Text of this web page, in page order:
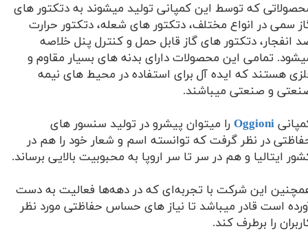
که توسط این کمپانی تولید میشوند به دتکتور های
سمی در انواع مختلف، دتکتور های شعله، دتکتور حرارت
انفجار، دتکتور های گاز قابل حمل و کنترل پنل خلاصه
تمامی این محصولات دارای بدنه های بسیار مقاوم و
هستند که ایده آل برای استفاده در محیط های نیمه
و صنعتی میباشند.
Oggioni را میتوان پیشرو در تولید سنسور های
در نظر گرفت که توانسته اسم و شعار خود را هم در
ایتالیا و هم در سر تا سر اروپا به محبوبیت بالایی برساند.
این شرکت با تجربه‌ای که در دهه‌ها فعالیت به دست
است قادر میباشد تا نیاز های حساس حفاظتی مورد نظر
را برطرف کند.